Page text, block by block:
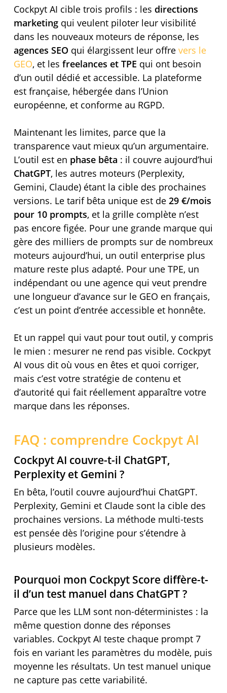
Cockpyt AI cible trois profils : les directions
marketingqui veulent piloter leur visibilité
dans les nouveaux moteurs de réponse, les
agences SEO qui élargissent leur offre vers le
GEO, et les freelances et TPE qui ont besoin
d’un outil dédié et accessible. La plateforme
est française, hébergée dans l’Union
européenne, et conforme au RGPD.
Maintenant les limites, parce que la
transparence vaut mieux qu’un argumentaire.
L’outil est en phase bêta : il couvre aujourd’hui
ChatGPT, les autres moteurs (Perplexity,
Gemini, Claude) étant la cible des prochaines
versions. Le tarif bêta unique est de 29 €/mois
pour 10 prompts, et la grille complète n’est
pas encore figée. Pour une grande marque qui
gère des milliers de prompts sur de nombreux
moteurs aujourd’hui, un outil enterprise plus
mature reste plus adapté. Pour une TPE, un
indépendant ou une agence qui veut prendre
une longueur d’avance sur le GEO en français,
c’est un point d’entrée accessible et honnête.
Et un rappel qui vaut pour tout outil, y compris
le mien : mesurer ne rend pas visible. Cockpyt
AI vous dit où vous en êtes et quoi corriger,
mais c’est votre stratégie de contenu et
d’autorité qui fait réellement apparaître votre
marque dans les réponses.
FAQ : comprendre Cockpyt AI
Cockpyt AI couvre-t-il ChatGPT,
Perplexity et Gemini ?
En bêta, l’outil couvre aujourd’hui ChatGPT.
Perplexity, Gemini et Claude sont la cible des
prochaines versions. La méthode multi-tests
est pensée dès l’origine pour s’étendre à
plusieurs modèles.
Pourquoi mon Cockpyt Score diffère-t-
il d’un test manuel dans ChatGPT ?
Parce que les LLM sont non-déterministes : la
même question donne des réponses
variables. Cockpyt AI teste chaque prompt 7
fois en variant les paramètres du modèle, puis
moyenne les résultats. Un test manuel unique
ne capture pas cette variabilité.